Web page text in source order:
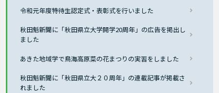
令和元年度特待生認定式・表彰式を行いました
秋田魁新聞に「秋田県立大学開学20周年」の広告を掲出し
ました
あきた地域学で鳥海高原菜の花まつりの実習をしました
秋田魁新聞に「秋田県立大２０周年」の連載記事が掲載さ
れました